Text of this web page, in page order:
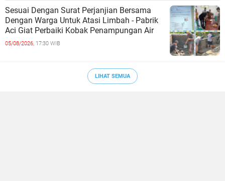
Sesuai Dengan Surat Perjanjian Bersama
Dengan Warga Untuk Atasi Limbah - Pabrik
Aci Giat Perbaiki Kobak Penampungan Air
05/08/2026, 17:30 WIB
LIHAT SEMUA